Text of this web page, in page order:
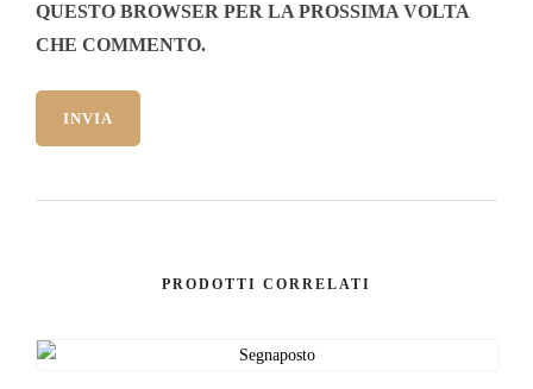
QUESTO BROWSER PER LA PROSSIMA VOLTA
CHE COMMENTO.
PRODOTTI CORRELATI